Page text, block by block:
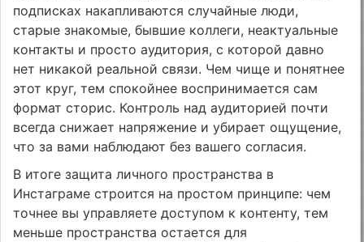
подписках накапливаются случайные люди,
старые знакомые, бывшие коллеги, неактуальные
контакты и просто аудитория, с которой давно
нет никакой реальной связи. Чем чище и понятнее
этот круг, тем спокойнее воспринимается сам
формат сторис. Контроль над аудиторией почти
всегда снижает напряжение и убирает ощущение,
что за вами наблюдают без вашего согласия.
В итоге защита личного пространства в
Инстаграме строится на простом принципе: чем
точнее вы управляете доступом к контенту, тем
меньше пространства остается для